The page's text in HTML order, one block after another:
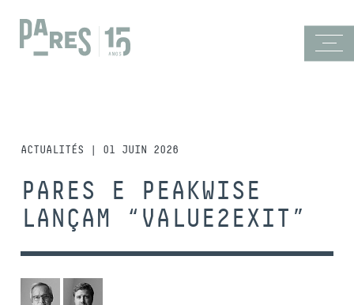
ACTUALITÉS | 01 JUIN 2026
PARES E PEAKWISE
LANÇAM “VALUE2EXIT”